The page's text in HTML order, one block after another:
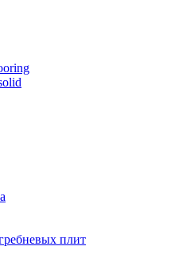
плит